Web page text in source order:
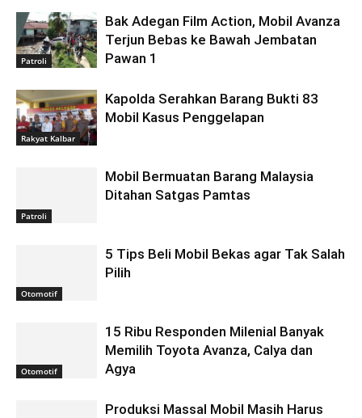
Patroli
Bak Adegan Film Action, Mobil Avanza
Terjun Bebas ke Bawah Jembatan
Pawan 1
Rakyat Kalbar
Kapolda Serahkan Barang Bukti 83
Mobil Kasus Penggelapan
Patroli
Mobil Bermuatan Barang Malaysia
Ditahan Satgas Pamtas
Otomotif
5 Tips Beli Mobil Bekas agar Tak Salah
Pilih
Otomotif
15 Ribu Responden Milenial Banyak
Memilih Toyota Avanza, Calya dan
Agya
Produksi Massal Mobil Masih Harus